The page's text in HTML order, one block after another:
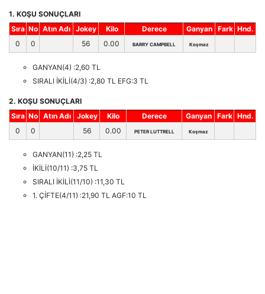
1. KOŞU SONUÇLARI
Sıra No Atın Adı Jokey Kilo Derece Ganyan Fark Hnd.
0
0 56 0.00 BARRY CAMPBELL Koşmaz
GANYAN(4) :2,60 TL
SIRALI İKİLİ(4/3) :2,80 TL EFG:3 TL
2. KOŞU SONUÇLARI
Sıra No Atın Adı Jokey Kilo Derece Ganyan Fark Hnd.
0
0 56 0.00 PETER LUTTRELL Koşmaz
GANYAN(11) :2,25 TL
İKİLİ(10/11) :3,75 TL
SIRALI İKİLİ(11/10) :11,30 TL
1. ÇİFTE(4/11) :21,90 TL AGF:10 TL